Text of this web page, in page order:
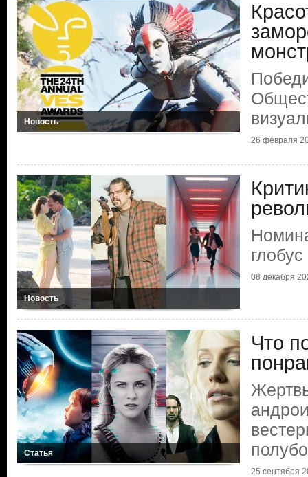
Новость
26 февраля
Новость
08 декабря
Статья
Что
25 сентября